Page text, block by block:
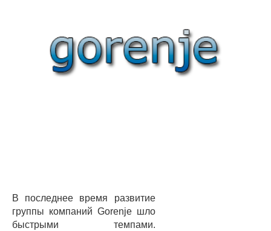
В последнее время развитие
группы компаний Gorenje шло
быстрыми темпами.